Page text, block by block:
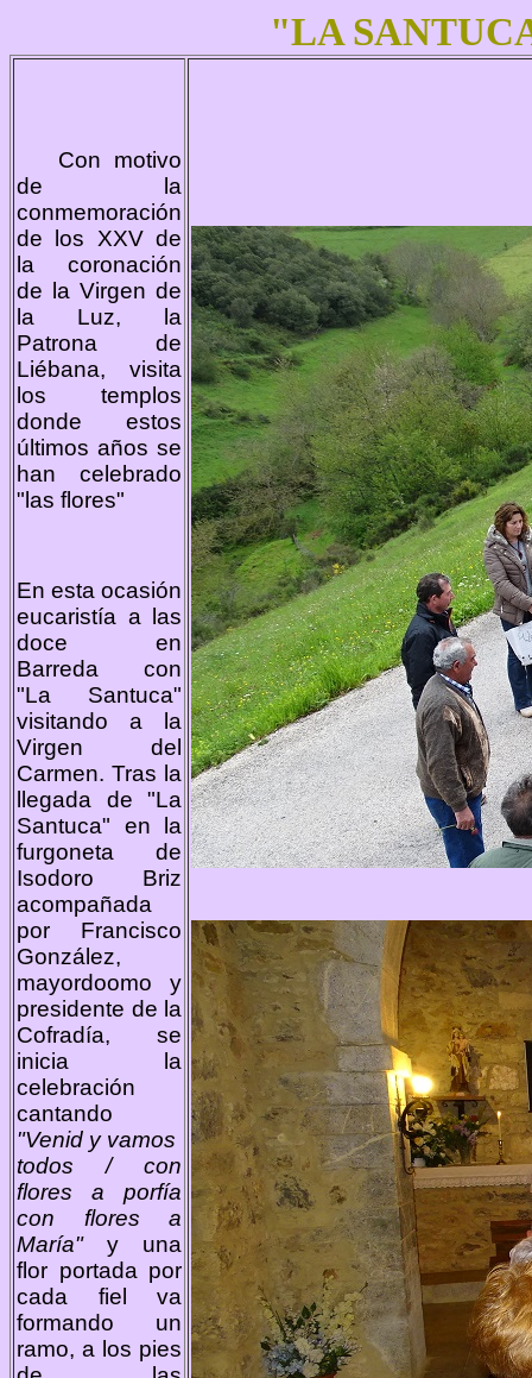
"LA
Con motivo
de la
conmemoración
de los XXV de
la coronación
de la Virgen de
la Luz, la
Patrona de
Liébana, visita
los templos
donde estos
últimos años se
han celebrado
"las flores"
En esta ocasión
eucaristía a las
doce en
Barreda con
"La Santuca"
visitando a la
Virgen del
Carmen. Tras la
llegada de "La
Santuca" en la
furgoneta de
Isodoro Briz
acompañada
por Francisco
González,
mayordoomo y
presidente de la
Cofradía, se
inicia la
celebración
cantando
"Venid y vamos
todos / con
flores a porfía
con flores a
María"y una
flor portada por
cada fiel va
formando un
ramo, a los pies